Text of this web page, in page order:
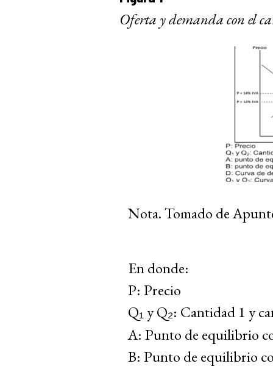
Oferta y demanda con el
Nota.Tomado de
En donde:
P: Precio
Q₁ y Q₂: Cantidad 1 y
A: Punto de equilibrio
B: Punto de equilibrio